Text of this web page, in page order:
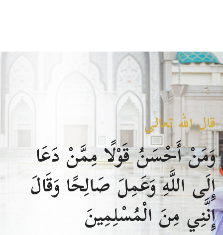
قال الله تعالى
وَمَنْ أَحْسَنُ قَوْلًا مِمَّنْ دَعَا
إِلَى اللَّهِ وَعَمِلَ صَالِحًا وَقَالَ
إِنَّنِي مِنَ الْمُسْلِمِينَ